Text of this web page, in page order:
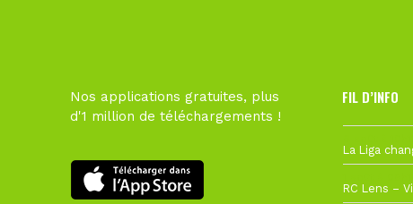
Nos applications gratuites, plus
d'1 million de téléchargements !
FIL D’INFO